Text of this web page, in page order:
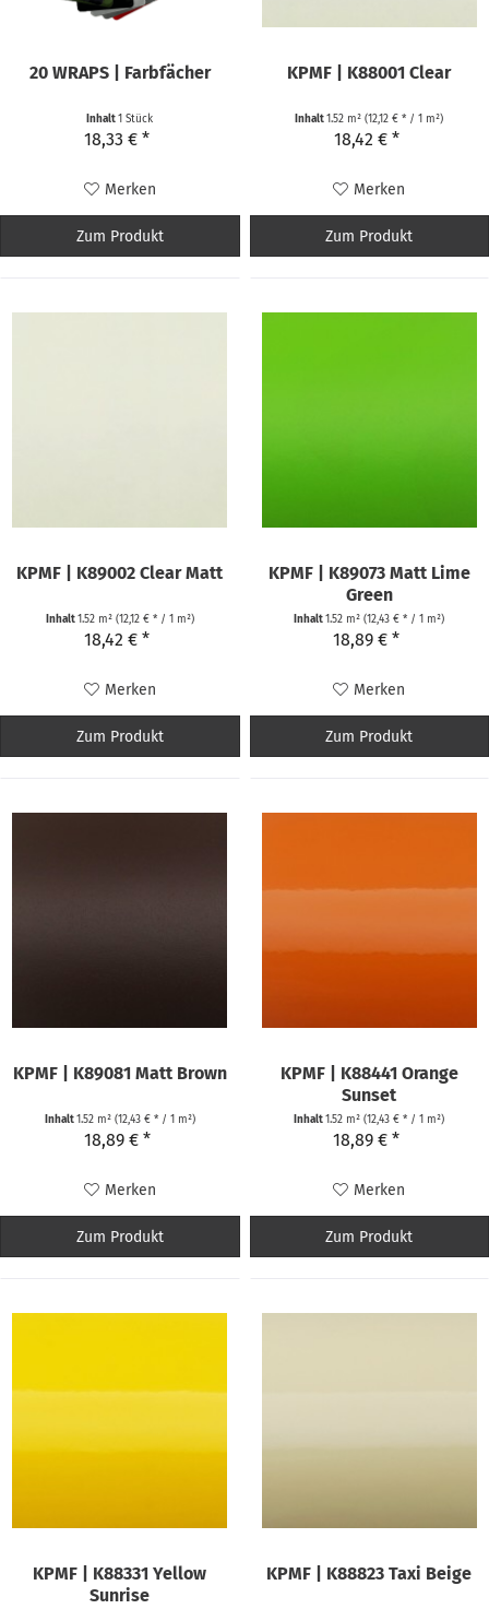
20 WRAPS | Farbfächer
Inhalt1 Stück
18,33 € *
Merken
Zum Produkt
KPMF | K88001 Clear
Inhalt1.52 m²(12,12 € * / 1 m²)
18,42 € *
Merken
Zum Produkt
KPMF | K89002 Clear Matt
Inhalt1.52 m² (12,12 € * / 1 m²)
18,42 € *
Merken
Zum Produkt
KPMF | K89073 Matt Lime
Green
Inhalt1.52 m²(12,43 € * / 1 m²)
18,89 € *
Merken
Zum Produkt
KPMF | K89081 Matt Brown
Inhalt1.52 m² (12,43 € * / 1 m²)
18,89 € *
Merken
Zum Produkt
KPMF | K88441 Orange
Sunset
Inhalt1.52 m²(12,43 € * / 1 m²)
18,89 € *
Merken
Zum Produkt
KPMF | K88331 Yellow
Sunrise
KPMF | K88823 Taxi Beige